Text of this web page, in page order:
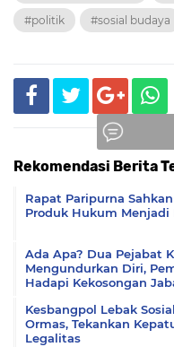
#politik #sosial budaya
Rekomendasi Berita
Rapat Paripurna
Produk Hukum Menjadi
Ada Apa? Dua Pejabat
Mengundurkan Diri,
Hadapi Kekosongan
Kesbangpol Lebak
Ormas, Tekankan
Legalitas